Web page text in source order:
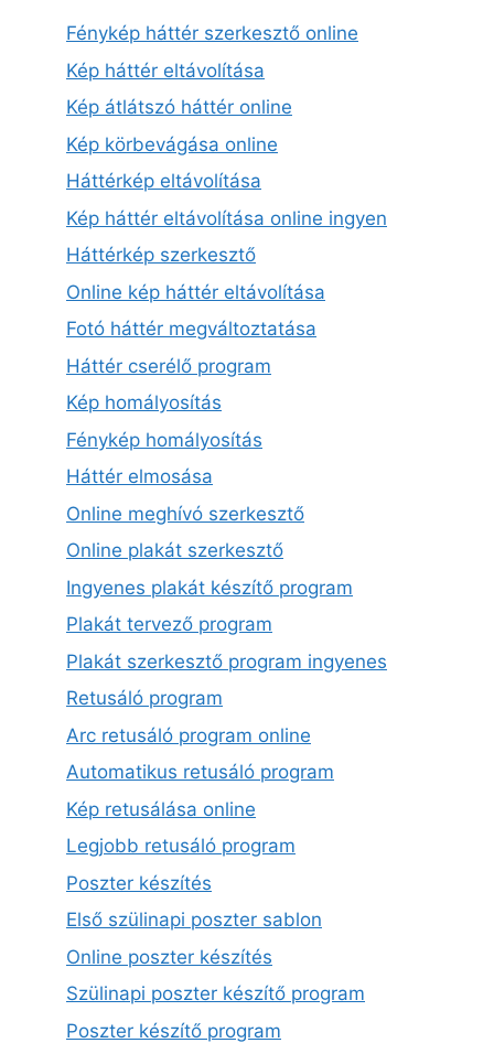
Fénykép háttér szerkesztő online
Kép háttér eltávolítása
Kép átlátszó háttér online
Kép körbevágása online
Háttérkép eltávolítása
Kép háttér eltávolítása online ingyen
Háttérkép szerkesztő
Online kép háttér eltávolítása
Fotó háttér megváltoztatása
Háttér cserélő program
Kép homályosítás
Fénykép homályosítás
Háttér elmosása
Online meghívó szerkesztő
Online plakát szerkesztő
Ingyenes plakát készítő program
Plakát tervező program
Plakát szerkesztő program ingyenes
Retusáló program
Arc retusáló program online
Automatikus retusáló program
Kép retusálása online
Legjobb retusáló program
Poszter készítés
Első szülinapi poszter sablon
Online poszter készítés
Szülinapi poszter készítő program
Poszter készítő program